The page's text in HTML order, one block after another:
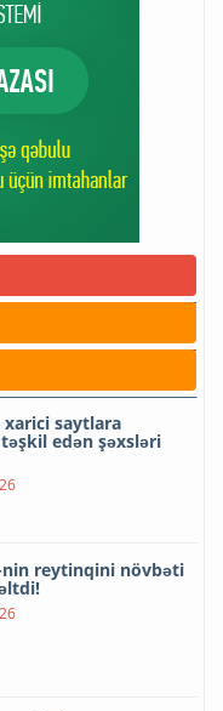
xarici saytlara
edən şəxsləri
nin reytinqini növbəti